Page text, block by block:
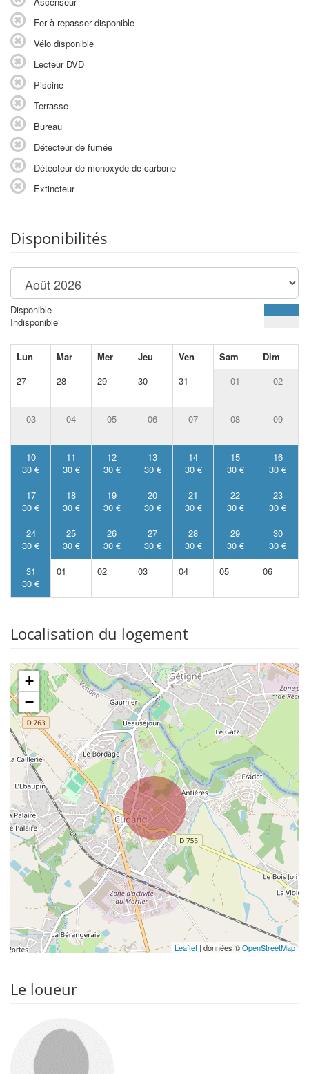
Fer à repasser disponible
Vélo disponible
Lecteur DVD
Piscine
Terrasse
Bureau
Détecteur de fumée
Détecteur de monoxyde de carbone
Extincteur
Disponibilités
Disponible
Indisponible
Lun Mar Mer Jeu Ven Sam
Dim
27
28 29 30 31 01 02
03 04 05 06 07 08 09
10
30 €
11
30 €
12
30 €
13
30 €
14
30 €
15
30 €
16
30 €
17
30 €
18
30 €
19
30 €
20
30 €
21
30 €
22
30 €
23
30 €
24
30 €
25
30 €
26
30 €
27
30 €
28
30 €
29
30 €
30
30 €
31
30 €
01 02 03 04 05 06
Localisation du logement
+
−
Leaflet | données ©OpenStreetMap
Le loueur